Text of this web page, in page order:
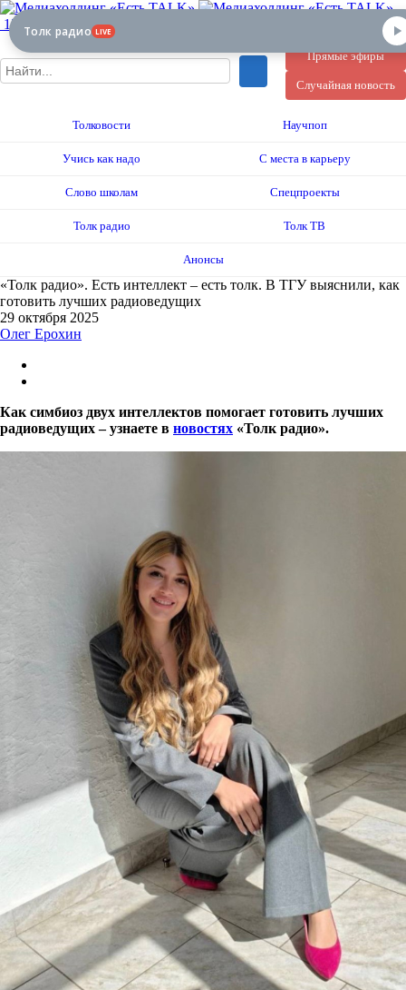
12+
Прямые эфиры
Случайная новость
Толковости Научпоп
Учись как надо С места в карьеру
Слово школам Спецпроекты
Толк радио Толк ТВ
Анонсы
«Толк радио». Есть интеллект – есть толк. В ТГУ выяснили, как
готовить лучших радиоведущих
29 октября 2025
Олег Ерохин
Как симбиоз двух интеллектов помогает готовить лучших
радиоведущих – узнаете в новостях «Толк радио».
Толк радио LIVE